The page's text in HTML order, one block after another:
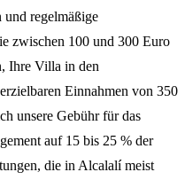
regelmäßige
zwischen 100 und 300 Euro
Ihre Villa in den
Einnahmen von 350
unsere Gebühr für das
auf 15 bis 25 % der
die in Alcalalí meist